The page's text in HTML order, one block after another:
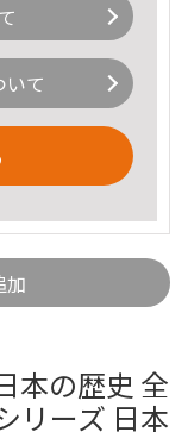
て
加
本の歴史 全
リーズ 日本